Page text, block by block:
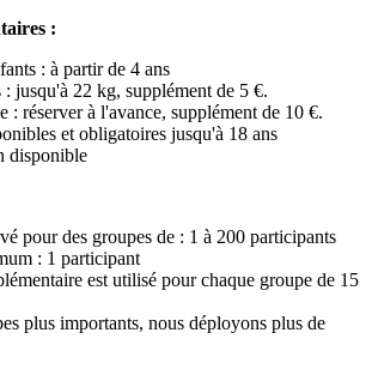
:
: à partir de 4 ans
: jusqu'à 22 kg, supplément de 5 €.
: réserver à l'avance, supplément de 10 €.
et obligatoires jusqu'à 18 ans
disponible
pour des groupes de : 1 à 200 participants
: 1 participant
est utilisé pour chaque groupe de 15
plus importants, nous déployons plus de